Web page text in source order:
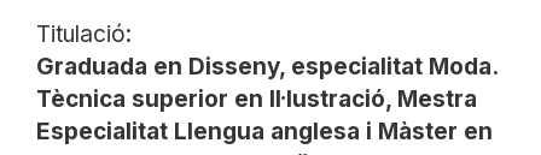
Titulació:
Graduada en Disseny, especialitat Moda.
Tècnica superior en Il·lustració, Mestra
Especialitat Llengua anglesa i Màster en